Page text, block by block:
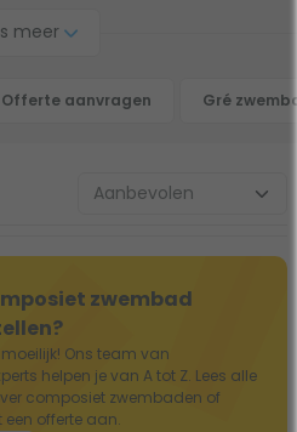
het hele jaar van een
geleverd met alle benodigde
bent voor een bommetje in
meer
Offerte aanvragen Gré
zwembad
moeilijk! Ons team van
helpen je van A tot Z. Lees alle
composiet zwembaden of
offerte aan.